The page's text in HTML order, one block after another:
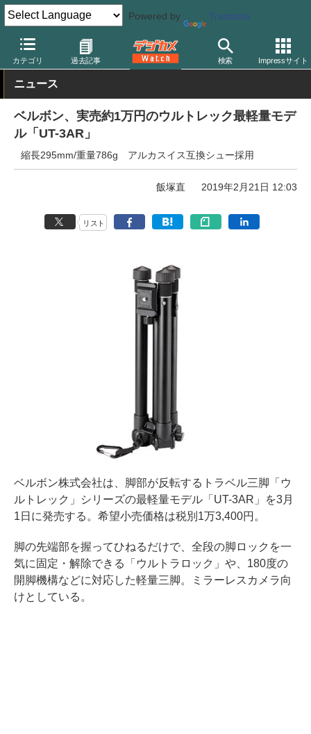
Powered by Translate
カテゴリ 過去記事 検索 Impressサイト
デジカメ Watch 撮影用品 三脚/一脚/雲台 ベルボン
ニュース
ベルボン、実売約1万円のウルトレック最軽量モデ
ル「UT-3AR」
縮長295mm/重量786g アルカスイス互換シュー採用
飯塚直 2019年2月21日 12:03
リスト
ベルボン株式会社は、脚部が反転するトラベル三脚「ウ
ルトレック」シリーズの最軽量モデル「UT-3AR」を3月
1日に発売する。希望小売価格は税別1万3,400円。
脚の先端部を握ってひねるだけで、全段の脚ロックを一
気に固定・解除できる「ウルトラロック」や、180度の
開脚機構などに対応した軽量三脚。ミラーレスカメラ向
けとしている。